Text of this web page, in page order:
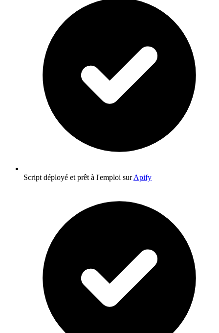
Script déployé et prêt à l'emploi surApify